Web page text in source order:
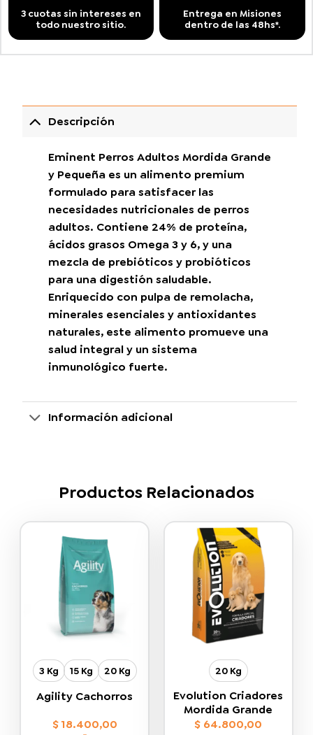
3 cuotas sin intereses en
todo nuestro sitio.
Entrega en Misiones
dentro de las 48hs*.
Descripción
Eminent Perros Adultos Mordida Grande
y Pequeña es un alimento premium
formulado para satisfacer las
necesidades nutricionales de perros
adultos. Contiene 24% de proteína,
ácidos grasos Omega 3 y 6, y una
mezcla de prebióticos y probióticos
para una digestión saludable.
Enriquecido con pulpa de remolacha,
minerales esenciales y antioxidantes
naturales, este alimento promueve una
salud integral y un sistema
inmunológico fuerte.
Información adicional
Productos Relacionados
3 Kg 15 Kg 20 Kg
Agility Cachorros
$18.400,00
20 Kg
Evolution Criadores
Mordida Grande
$ 64.800,00